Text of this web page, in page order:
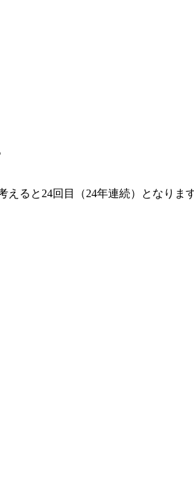
ると24回目（24年連続）となりま